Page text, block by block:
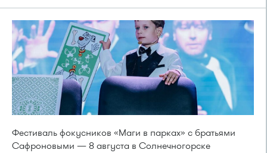
Фестиваль фокусников «Маги в парках» с братьями
Сафроновыми — 8 августа в Солнечногорске